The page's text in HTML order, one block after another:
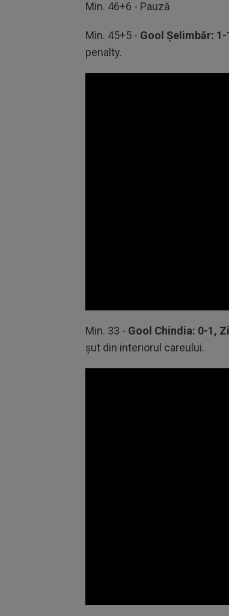
Min. 46+6 - Pauză
Min. 45+5 - Gool Șelimbăr: 1-
penalty.
Min. 33 - Gool Chindia: 0-1,
șut din interiorul careului.